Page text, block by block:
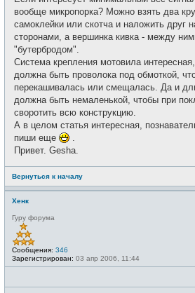
вообще микропорка? Можно взять два
самоклейки или скотча и наложить друг
сторонами, а вершинка кивка - между
"бутербродом".
Система крепления мотовила
должна быть проволока под обмоткой,
перекашивалась или смещалась. Да и
должна быть немаленькой, чтобы при
своротить всю конструкцию.
А в целом статья интересная,
пиши еще
Привет. Gesha.
Вернуться к началу
Хенк
Гуру форума
Сообщения: 346
Зарегистрирован: 03 апр 2006, 11:44